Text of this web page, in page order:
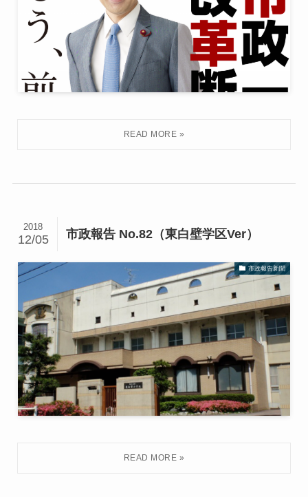
市政報告 No.82（東白壁学区Ver）
2018
12/05
市政報告新聞